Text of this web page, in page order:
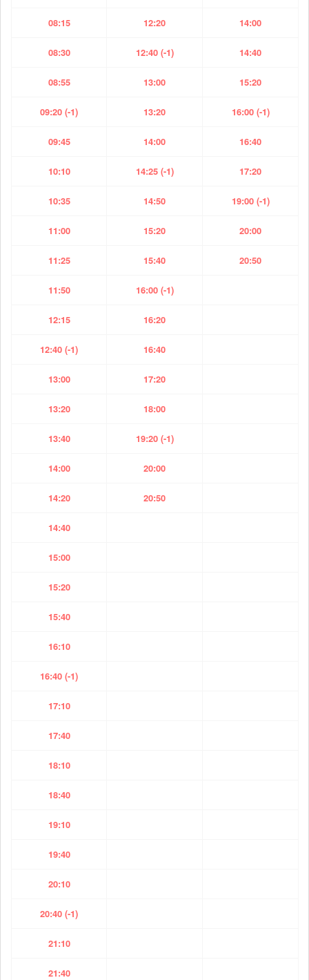
08:15 12:20 14:00
08:30 12:40 (-1) 14:40
08:55 13:00 15:20
09:20 (-1) 13:20 16:00 (-1)
09:45 14:00 16:40
10:10 14:25 (-1) 17:20
10:35 14:50 19:00 (-1)
11:00 15:20 20:00
11:25 15:40 20:50
11:50 16:00 (-1)
12:15 16:20
12:40 (-1) 16:40
13:00 17:20
13:20 18:00
13:40 19:20 (-1)
14:00 20:00
14:20 20:50
14:40
15:00
15:20
15:40
16:10
16:40 (-1)
17:10
17:40
18:10
18:40
19:10
19:40
20:10
20:40 (-1)
21:10
21:40